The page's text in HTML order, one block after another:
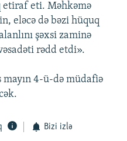
etiraf eti. Məhkəmə
eləcə də bəzi hüquq
şəxsi zaminə
rədd etdi».
mayın 4-ü-də müdafiə
Bizi izlə